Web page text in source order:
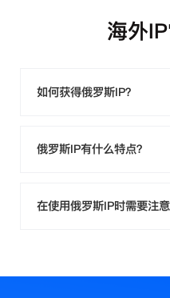
海外
如何获得俄罗斯IP？
俄罗斯IP有什么特点？
在使用俄罗斯IP时需要注意